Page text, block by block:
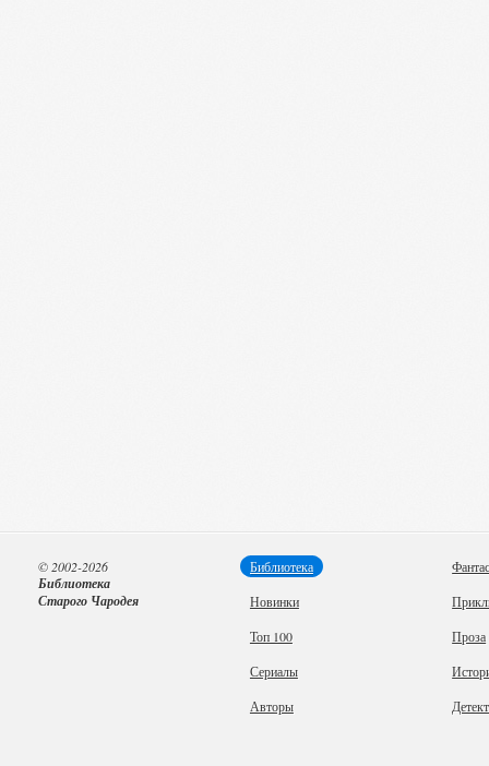
Библиотека
Новинки
Топ 100
Сериалы
Авторы
Проза
© 2002-2026
Библиотека
Старого Чародея